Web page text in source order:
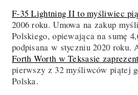
F-35 Lightning II to myśliwiec
2006 roku. Umowa na zakup
Polskiego, opiewająca na sumę
podpisana w styczniu 2020 roku.
Forth Worth w Teksasie
pierwszy z 32 myśliwców piątej
Polska.